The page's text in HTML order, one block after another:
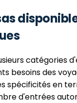
catégories
besoins des
spécificités en
d'entrées